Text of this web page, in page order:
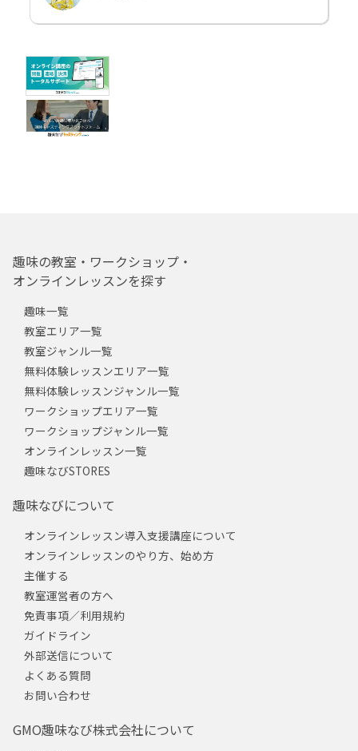
趣味の教室・ワークショップ・
オンラインレッスンを探す
趣味一覧
教室エリア一覧
教室ジャンル一覧
無料体験レッスンエリア一覧
無料体験レッスンジャンル一覧
ワークショップエリア一覧
ワークショップジャンル一覧
オンラインレッスン一覧
趣味なびSTORES
趣味なびについて
オンラインレッスン導入支援講座について
オンラインレッスンのやり方、始め方
主催する
教室運営者の方へ
免責事項／利用規約
ガイドライン
外部送信について
よくある質問
お問い合わせ
GMO趣味なび株式会社について